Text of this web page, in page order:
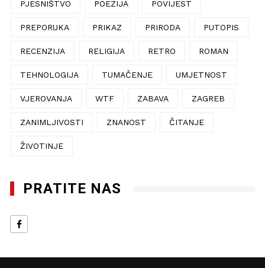
PJESNIŠTVO POEZIJA POVIJEST
PREPORUKA PRIKAZ PRIRODA PUTOPIS
RECENZIJA RELIGIJA RETRO ROMAN
TEHNOLOGIJA TUMAČENJE UMJETNOST
VJEROVANJA WTF ZABAVA ZAGREB
ZANIMLJIVOSTI ZNANOST ČITANJE
ŽIVOTINJE
PRATITE NAS